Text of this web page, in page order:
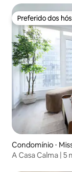
Preferido dos
Preferido dos
Condomínio ⋅
A Casa Calma | 5